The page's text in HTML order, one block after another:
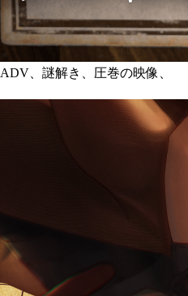
、謎解き、圧巻の映像、